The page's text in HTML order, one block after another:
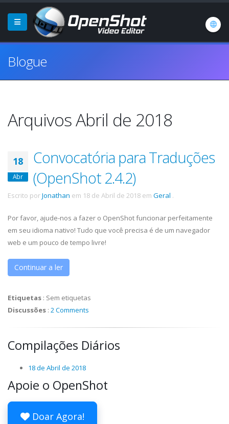
Blogue
Arquivos Abril de 2018
18
Abr
Convocatória para Traduções
(OpenShot 2.4.2)
Escrito porJonathan em 18 de Abril de 2018 em Geral .
Por favor, ajude-nos a fazer o OpenShot funcionar perfeitamente
em seu idioma nativo! Tudo que você precisa é de um navegador
web e um pouco de tempo livre!
Continuar a ler
Etiquetas : Sem etiquetas
Discussões : 2 Comments
Compilações Diários
18 de Abril de 2018
Apoie o OpenShot
Doar Agora!